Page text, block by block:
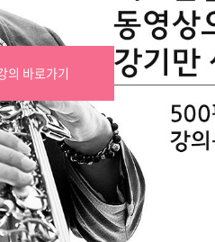
의 바로가기